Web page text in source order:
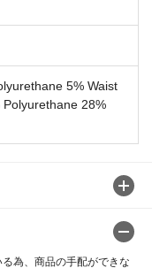
5% Waist
28%
為、商品の手配ができな